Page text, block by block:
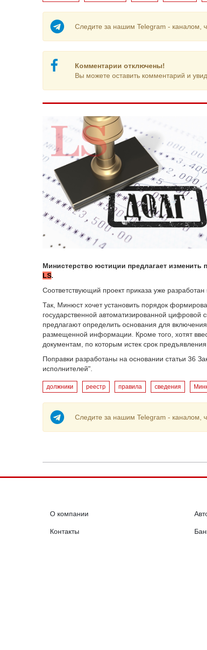
Следите за нашим Telegram - каналом,
Комментарии отключены!
Вы можете оставить комментарий и
Министерство юстиции предлагает изменить
LS.
Соответствующий проект приказа уже
Так, Минюст хочет установить порядок
государственной автоматизированной цифровой
предлагают определить основания для
размещенной информации. Кроме того, хотят
документам, по которым истек срок
Поправки разработаны на основании статьи 36
исполнителей".
должники реестр правила сведения
Следите за нашим Telegram - каналом,
О компании
Контакты